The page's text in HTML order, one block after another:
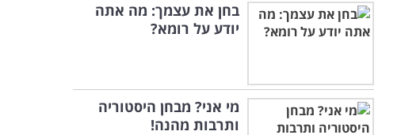
בחן את עצמך: מה אתה
יודע על רומא?
מי אני? מבחן היסטוריה
ותרבות מהנה!